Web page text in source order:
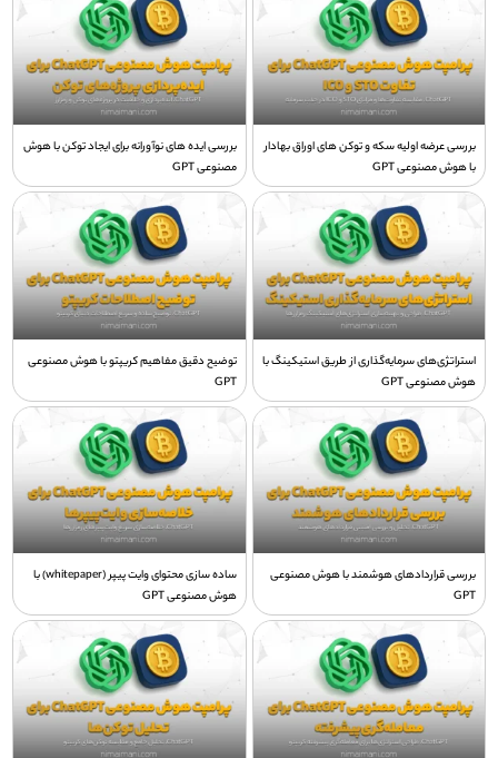
بررسی عرضه اولیه سکه و توکن های اوراق بهادار
با هوش مصنوعی GPT
بررسی ایده های نوآورانه برای ایجاد توکن با هوش
مصنوعی GPT
استراتژی‌های سرمایه‌گذاری از طریق استیکینگ با
هوش مصنوعی GPT
توضیح دقیق مفاهیم کریپتو با هوش مصنوعی
GPT
بررسی قراردادهای هوشمند با هوش مصنوعی
GPT
ساده سازی محتوای وایت پیپر (whitepaper) با
هوش مصنوعی GPT